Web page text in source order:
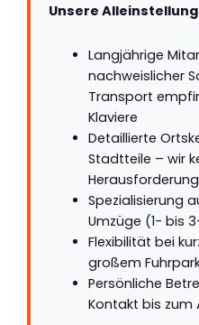
Unsere
Langjährige
nachweislicher
Transport
Klaviere
Detaillierte
Stadtteile – wir
Spezialisierung
Umzüge (1- bis
Flexibilität bei
großem
Persönliche
Kontakt bis zum